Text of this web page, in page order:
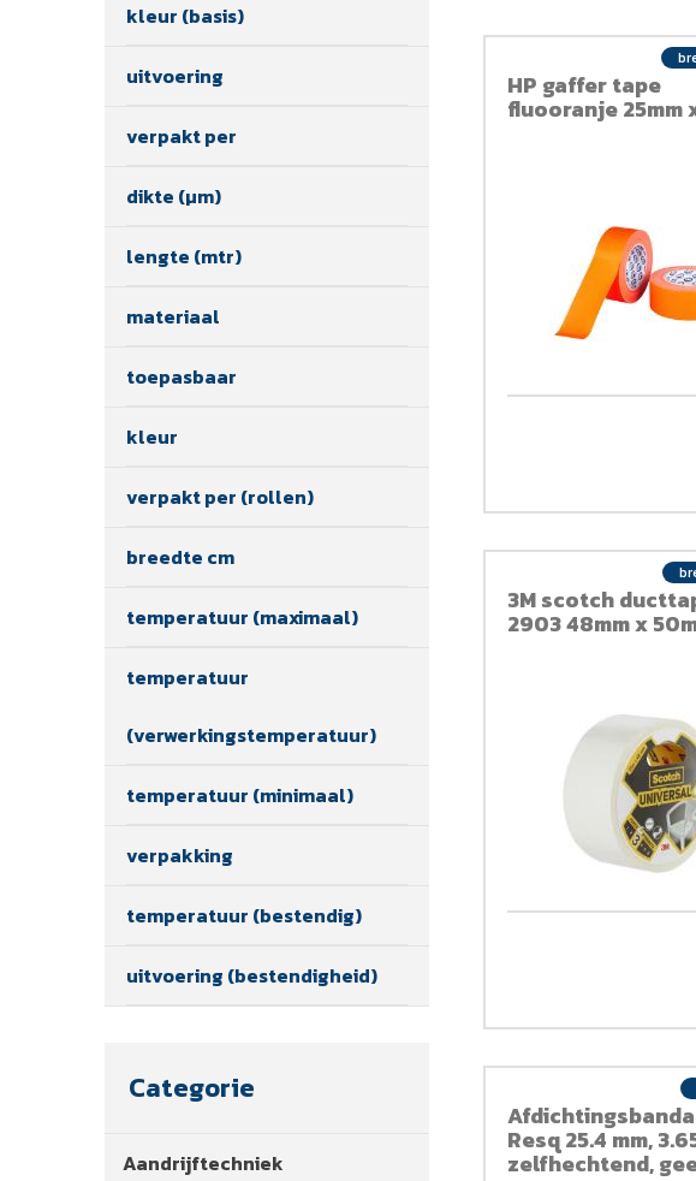
kleur (basis)
uitvoering
verpakt per
dikte (µm)
lengte (mtr)
materiaal
toepasbaar
kleur
verpakt per (rollen)
breedte cm
temperatuur (maximaal)
temperatuur
(verwerkingstemperatuur)
temperatuur (minimaal)
verpakking
temperatuur (bestendig)
uitvoering (bestendigheid)
Categorie
Aandrijftechniek
HP gaffer tape
fluooranje 25mm
3M scotch
2903 48mm x
Resq 25.4 mm,
zelfhechtend,